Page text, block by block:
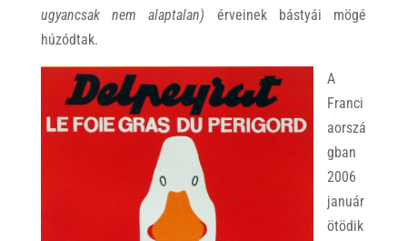
ugyancsak nem alaptalan) érveinek bástyái mögé
húzódtak.
A
Franci
aorszá
gban
2006
január
ötödik